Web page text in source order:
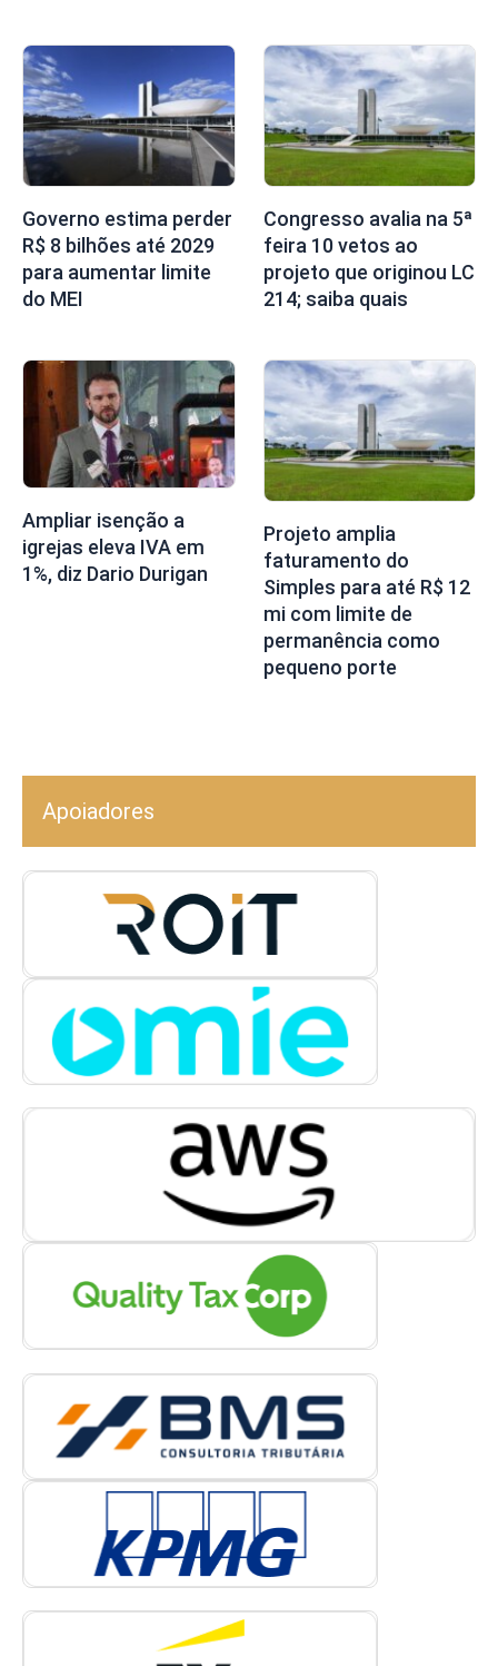
Governo estima perder
R$ 8 bilhões até 2029
para aumentar limite
do MEI
Congresso avalia na 5ª
feira 10 vetos ao
projeto que originou LC
214; saiba quais
Ampliar isenção a
igrejas eleva IVA em
1%, diz Dario Durigan
Projeto amplia
faturamento do
Simples para até R$ 12
mi com limite de
permanência como
pequeno porte
Apoiadores